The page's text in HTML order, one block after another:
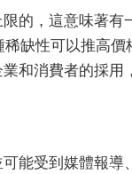
的，這意味著
缺性可以推高
和消費者的採用
能受到媒體報